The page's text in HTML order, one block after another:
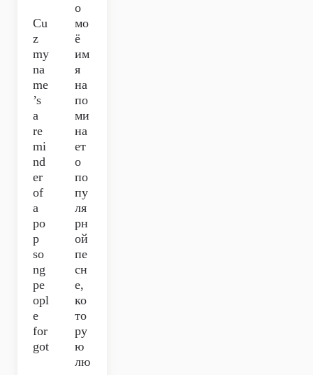
Cu
z
my
na
me
’s
a
re
mi
nd
er
of
a
po
p
so
ng
pe
opl
e
for
got
о
мо
ё
им
я
на
по
ми
на
ет
о
по
пу
ля
рн
ой
пе
сн
е,
ко
то
ру
ю
лю